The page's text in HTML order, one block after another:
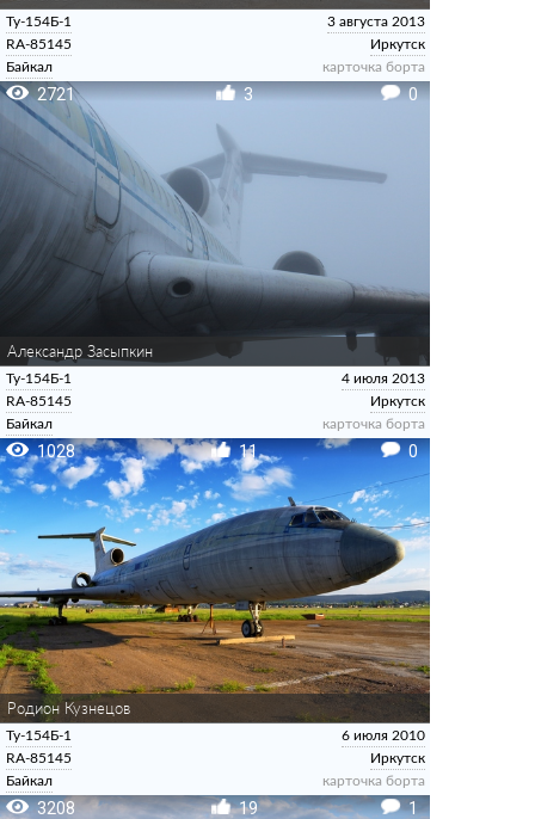
Ту-154Б-1
RA-85145
Байкал
3 августа 2013
Иркутск
карточка борта
2721 3 0
Александр Засыпкин
Ту-154Б-1
RA-85145
Байкал
4 июля 2013
Иркутск
карточка борта
1028 11 0
Родион Кузнецов
Ту-154Б-1
RA-85145
Байкал
6 июля 2010
Иркутск
карточка борта
3208 19 1